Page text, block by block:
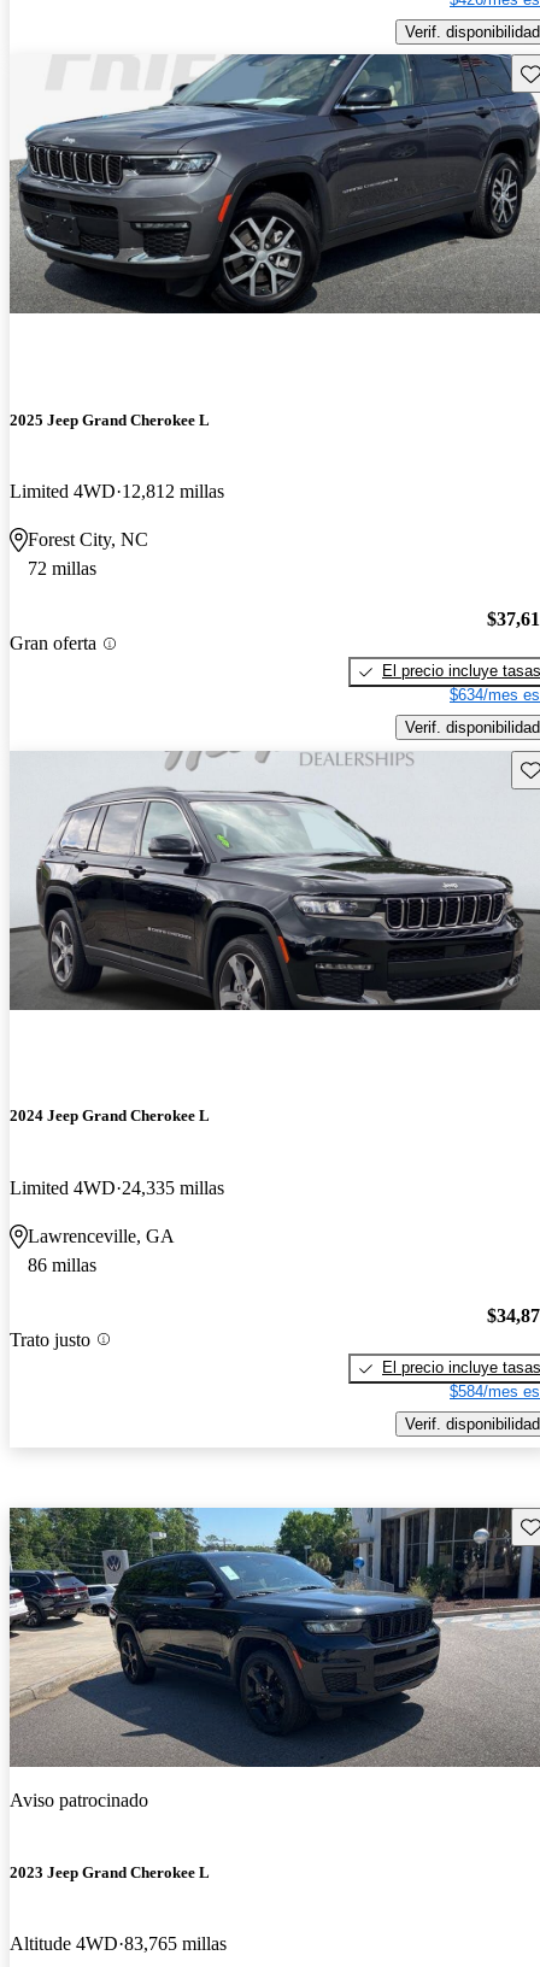
Verif. disponibilidad
2025 Jeep Grand Cherokee L
Limited 4WD 12,812 millas
Forest City, NC
72 millas
Gran oferta
El precio incluye tasas
$634/mes
Verif. disponibilidad
2024 Jeep Grand Cherokee L
Limited 4WD 24,335 millas
Lawrenceville, GA
86 millas
Trato justo
El precio incluye tasas
$584/mes
Verif. disponibilidad
Aviso patrocinado
2023 Jeep Grand Cherokee L
Altitude 4WD 83,765 millas